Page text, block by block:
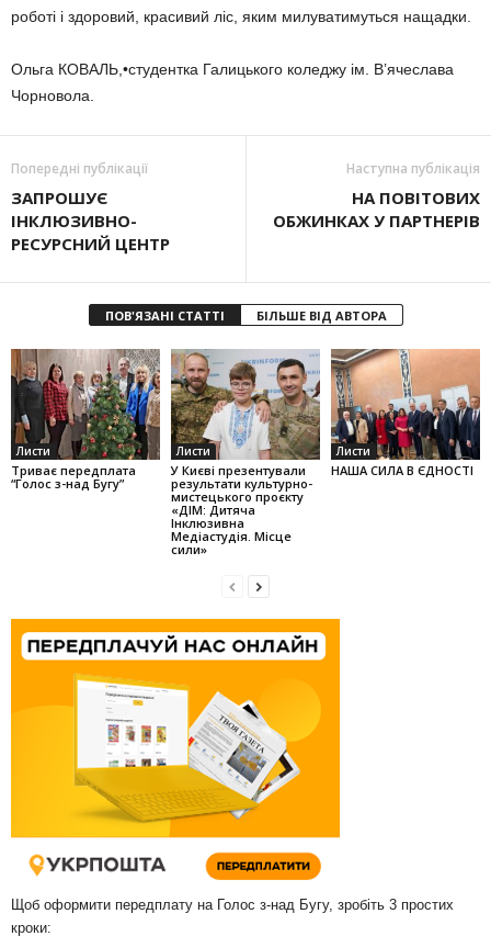
роботі і здоровий, красивий ліс, яким милуватимуться нащадки.
Ольга КОВАЛЬ,•студентка Галицького коледжу ім. В’ячеслава
Чорновола.
Попередні публікації
ЗАПРОШУЄ
ІНКЛЮЗИВНО-
РЕСУРСНИЙ ЦЕНТР
Наступна публікація
НА ПОВІТОВИХ
ОБЖИНКАХ У ПАРТНЕРІВ
ПОВ'ЯЗАНІ СТАТТІ БІЛЬШЕ ВІД АВТОРА
Листи
Триває передплата
“Голос з-над Бугу”
Листи
У Києві презентували
результати культурно-
мистецького проєкту
«ДІМ: Дитяча
Інклюзивна
Медіастудія. Місце
сили»
Листи
НАША СИЛА В ЄДНОСТІ
Щоб оформити передплату на Голос з-над Бугу, зробіть 3 простих
кроки: